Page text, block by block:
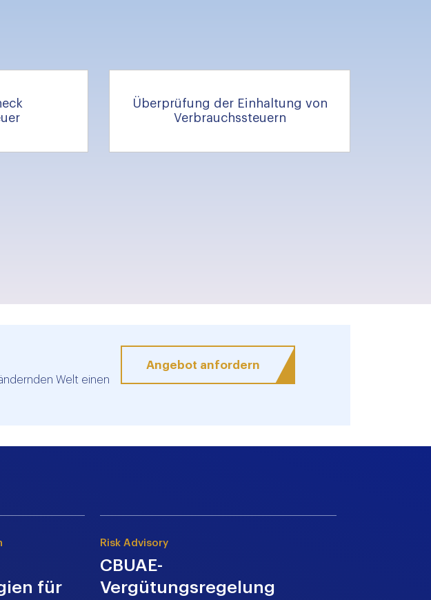
Überprüfung der Einhaltung von
Verbrauchssteuern
Welt einen
Angebot anfordern
für
Risk Advisory
CBUAE-
Vergütungsregelung